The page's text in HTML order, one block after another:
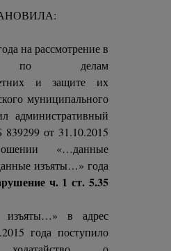
на рассмотрение в
по делам
и защите их
муниципального
административный
от 31.10.2015
«…данные
изъяты…» года
ч. 1 ст. 5.35
в адрес
года поступило